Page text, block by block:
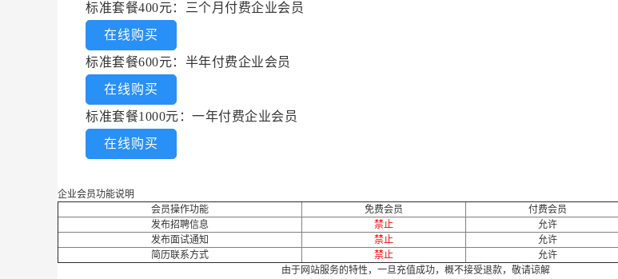
标准套餐400元：三个月付费企业会员
在线购买
标准套餐600元：半年付费企业会员
在线购买
标准套餐1000元：一年付费企业会员
在线购买
企业会员功能说明
会员操作功能
免费会员
付费会员
发布招聘信息
禁止
允许
发布面试通知
禁止
允许
简历联系方式
禁止
允许
由于网站服务的特性，一旦充值成功，概不接受退款，敬请谅解